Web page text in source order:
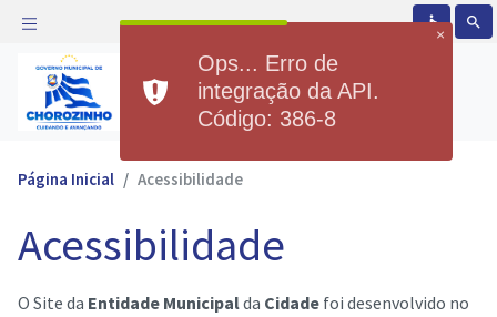
accessible search
Prefeitura Municipal de
Chorozinho
Página Inicial Acessibilidade
Acessibilidade
O Site da Entidade Municipalda Cidade foi desenvolvido no
×
Ops... Erro de
integração da API.
Código: 386-8